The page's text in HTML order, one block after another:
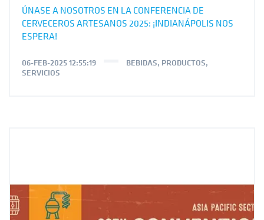
ÚNASE A NOSOTROS EN LA CONFERENCIA DE
CERVECEROS ARTESANOS 2025: ¡INDIANÁPOLIS NOS
ESPERA!
06-FEB-2025 12:55:19 BEBIDAS, PRODUCTOS,
SERVICIOS